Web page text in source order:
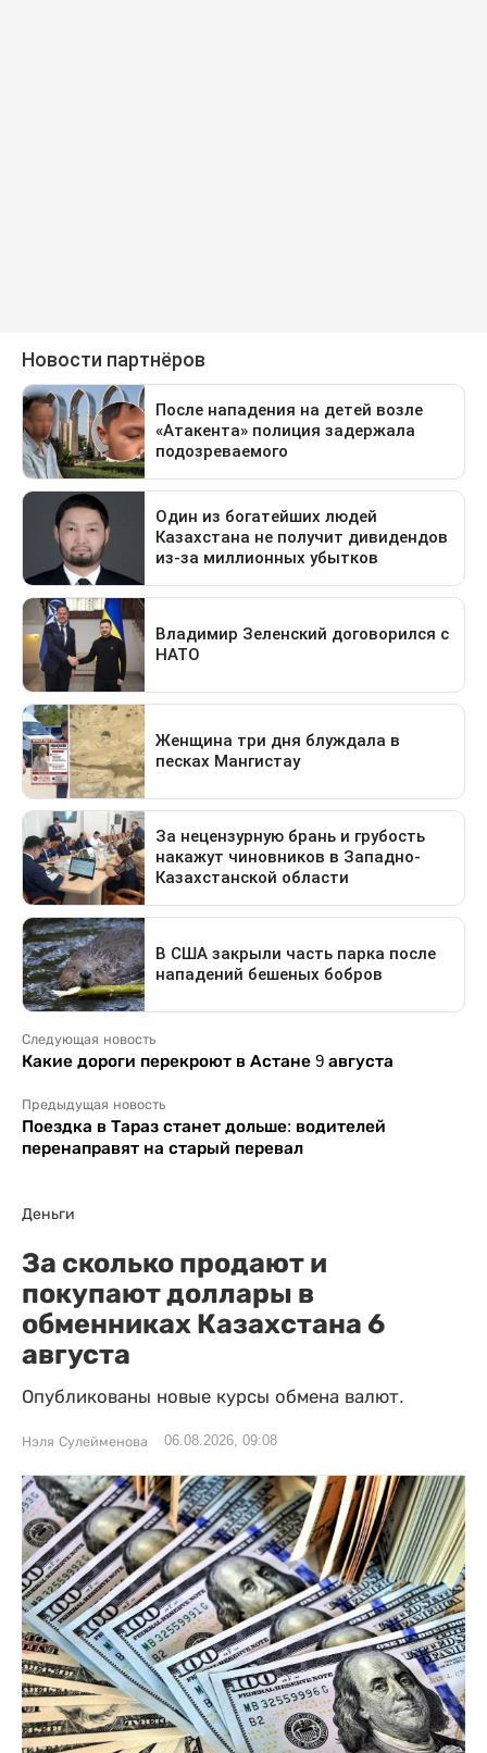
Следующая новость
Какие дороги перекроют в Астане 9 августа
Предыдущая новость
Поездка в Тараз станет дольше: водителей
перенаправят на старый перевал
Деньги
За сколько продают и
покупают доллары в
обменниках Казахстана 6
августа
Опубликованы новые курсы обмена валют.
Нэля Сулейменова 06.08.2026, 09:08